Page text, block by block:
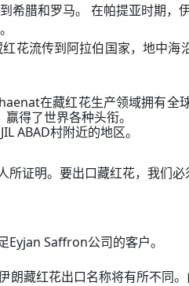
希腊和罗马。 在帕提亚时期
花流传到阿拉伯国家，地中
在藏红花生产领域拥有
得了世界各种头衔。
ABAD村附近的地区。
证明。要出口藏红花，我们必
Saffron公司的客户。
藏红花出口名称将有所不同